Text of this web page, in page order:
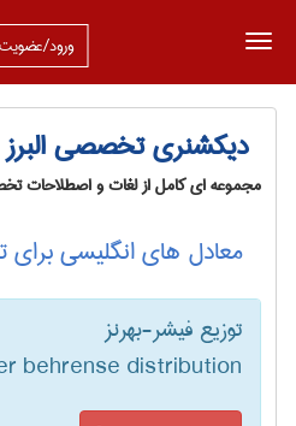
ورود/عضویت
دیکشنری تخصصی البرز
مجموعه ای کامل از لغات و اصطلاحات
معادل های انگلیسی برای
توزیع فیشر-بهرنز
behrense distribution